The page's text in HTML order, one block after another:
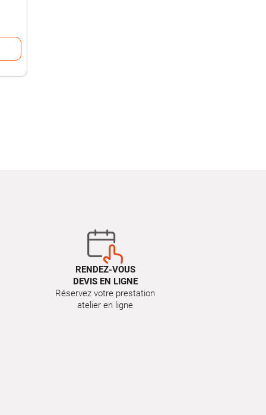
RENDEZ-VOUS
DEVIS EN LIGNE
Réservez votre prestation
atelier en ligne